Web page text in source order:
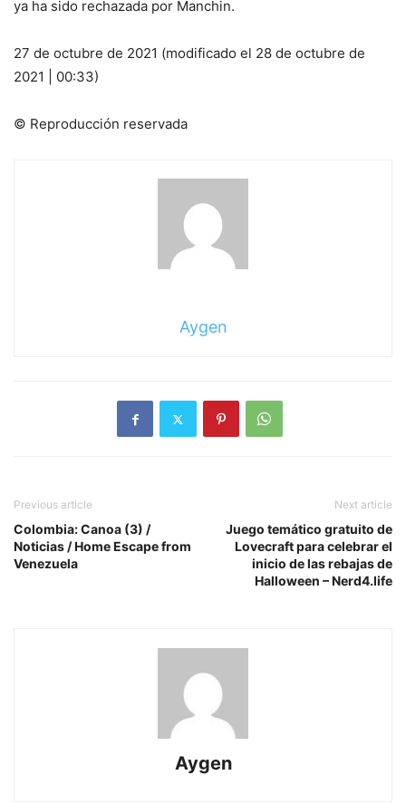
ya ha sido rechazada por Manchin.
27 de octubre de 2021 (modificado el 28 de octubre de
2021 | 00:33)
© Reproducción reservada
Aygen
Previous article
Colombia: Canoa (3) /
Noticias / Home Escape from
Venezuela
Next article
Juego temático gratuito de
Lovecraft para celebrar el
inicio de las rebajas de
Halloween – Nerd4.life
Aygen